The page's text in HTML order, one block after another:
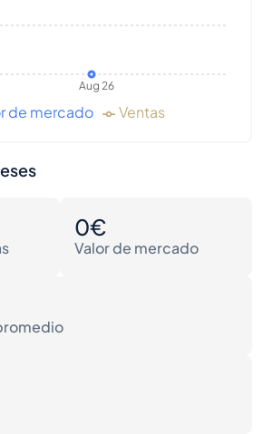
Aug 26
de mercado Ventas
0€
Valor de mercado